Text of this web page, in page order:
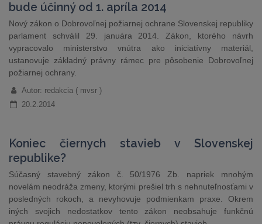
bude účinný od 1. apríla 2014
Nový zákon o Dobrovoľnej požiarnej ochrane Slovenskej republiky
parlament schválil 29. januára 2014. Zákon, ktorého návrh
vypracovalo ministerstvo vnútra ako iniciatívny materiál,
ustanovuje základný právny rámec pre pôsobenie Dobrovoľnej
požiarnej ochrany.
Autor: redakcia ( mvsr )
20.2.2014
Koniec čiernych stavieb v Slovenskej
republike?
Súčasný stavebný zákon č. 50/1976 Zb. napriek mnohým
novelám neodráža zmeny, ktorými prešiel trh s nehnuteľnosťami v
posledných rokoch, a nevyhovuje podmienkam praxe. Okrem
iných svojich nedostatkov tento zákon neobsahuje funkčnú